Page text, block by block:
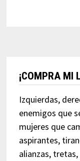
¡COMPRA MI
Izquierdas,
enemigos que
mujeres que
aspirantes,
alianzas,